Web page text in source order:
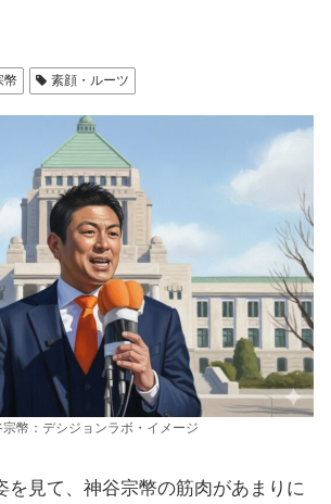
幣 素顔・ルーツ
宗幣：デシジョンラボ・イメージ
を見て、神谷宗幣の筋肉があまりに